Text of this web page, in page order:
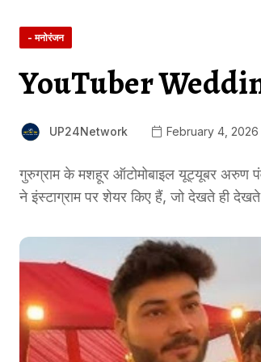
- मनोरंजन
YouTuber
UP24Network February 4, 2026
गुरुग्राम के मशहूर ऑटोमोबाइल यूट्यूबर अरुण
ने इंस्टाग्राम पर शेयर किए हैं, जो देखते ही